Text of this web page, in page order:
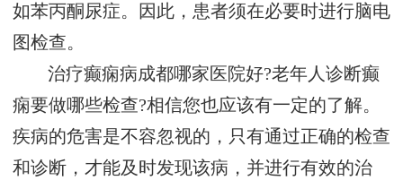
如苯丙酮尿症。因此，患者须在必要时进行脑电
图检查。
治疗癫痫病成都哪家医院好?老年人诊断癫
痫要做哪些检查?相信您也应该有一定的了解。
疾病的危害是不容忽视的，只有通过正确的检查
和诊断，才能及时发现该病，并进行有效的治